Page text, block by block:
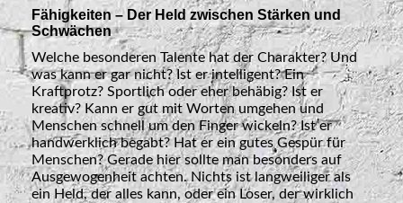
Fähigkeiten – Der Held zwischen Stärken und
Schwächen
Welche besonderen Talente hat der Charakter? Und
was kann er gar nicht? Ist er intelligent? Ein
Kraftprotz? Sportlich oder eher behäbig? Ist er
kreativ? Kann er gut mit Worten umgehen und
Menschen schnell um den Finger wickeln? Ist er
handwerklich begabt? Hat er ein gutes Gespür für
Menschen? Gerade hier sollte man besonders auf
Ausgewogenheit achten. Nichts ist langweiliger als
ein Held, der alles kann, oder ein Loser, der wirklich